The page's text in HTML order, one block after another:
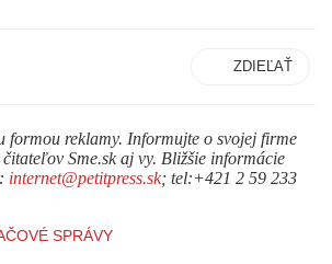
ZDIEĽAŤ
formou reklamy. Informujte o svojej firme
čitateľov Sme.sk aj vy. Bližšie informácie
internet@petitpress.sk; tel:+421 2 59 233
SPRÁVY